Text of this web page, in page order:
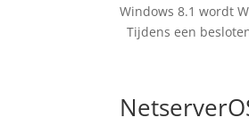
Windows 8.1 wordt
Tijdens een